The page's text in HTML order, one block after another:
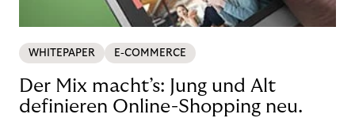
WHITEPAPER E-COMMERCE
Der Mix macht’s: Jung und Alt
definieren Online-Shopping neu.